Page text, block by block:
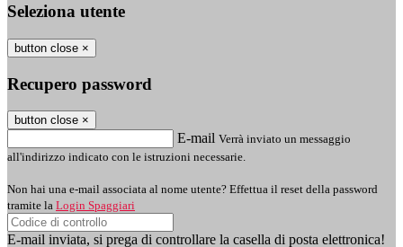
Seleziona utente
button close ×
Recupero password
button close ×
E-mail Verrà inviato un messaggio
all'indirizzo indicato con le istruzioni necessarie.
Non hai una e-mail associata al nome utente? Effettua il reset della password
tramite la Login Spaggiari
E-mail inviata, si prega di controllare la casella di posta elettronica!